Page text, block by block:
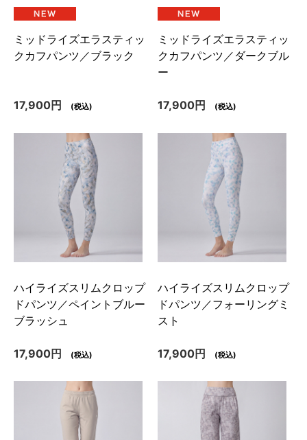
ミッドライズエラスティッ
クカフパンツ／ブラック
17,900円 (税込)
ミッドライズエラスティッ
クカフパンツ／ダークブル
ー
17,900円 (税込)
ハイライズスリムクロップ
ドパンツ／ペイントブルー
ブラッシュ
17,900円 (税込)
ハイライズスリムクロップ
ドパンツ／フォーリングミ
スト
17,900円 (税込)